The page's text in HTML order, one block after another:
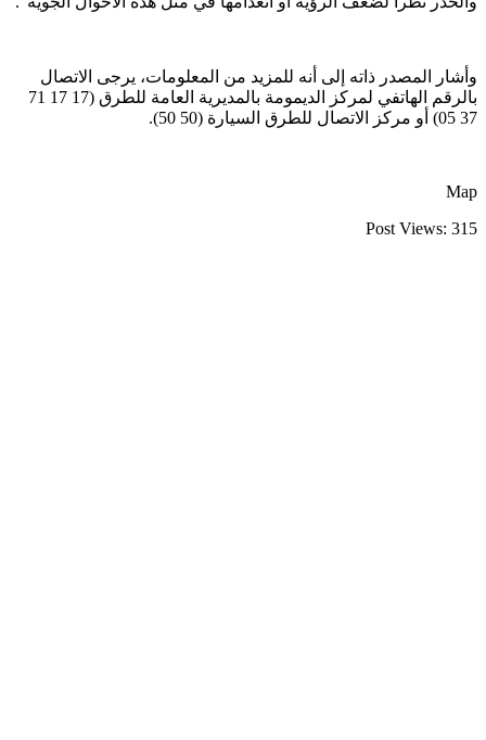
وأشار المصدر ذاته إلى أنه للمزيد من المعلومات، يرجى الاتصال
بالرقم الهاتفي لمركز الديمومة بالمديرية العامة للطرق (17 17 71
37 05) أو مركز الاتصال للطرق السيارة (50 50).
Map
Post Views: 315